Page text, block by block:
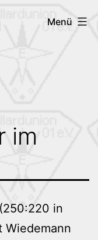
Menü
im
in
Wiedemann